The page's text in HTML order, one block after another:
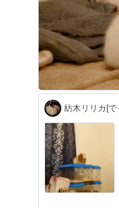
紡木リリカ[で